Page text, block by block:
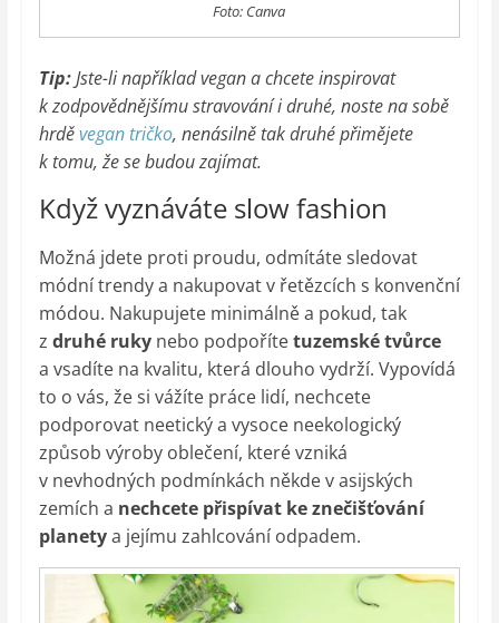
Foto: Canva
Tip:Jste-li například vegan a chcete inspirovat
k zodpovědnějšímu stravování i druhé, noste na sobě
hrděvegan tričko, nenásilně tak druhé přimějete
k tomu, že se budou zajímat.
Když vyznáváte slow fashion
Možná jdete proti proudu, odmítáte sledovat
módní trendy a nakupovat v řetězcích s konvenční
módou. Nakupujete minimálně a pokud, tak
z druhé rukynebo podpořítetuzemské tvůrce
a vsadíte na kvalitu, která dlouho vydrží. Vypovídá
to o vás, že si vážíte práce lidí, nechcete
podporovat neetický a vysoce neekologický
způsob výroby oblečení, které vzniká
v nevhodných podmínkách někde v asijských
zemích a nechcete přispívat ke znečišťování
planetya jejímu zahlcování odpadem.